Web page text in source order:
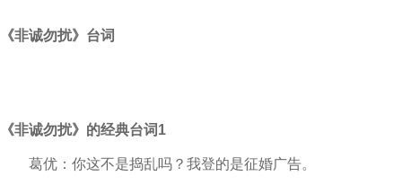
《非诚勿扰》台词
《非诚勿扰》的经典台词1
葛优：你这不是捣乱吗？我登的是征婚广告。